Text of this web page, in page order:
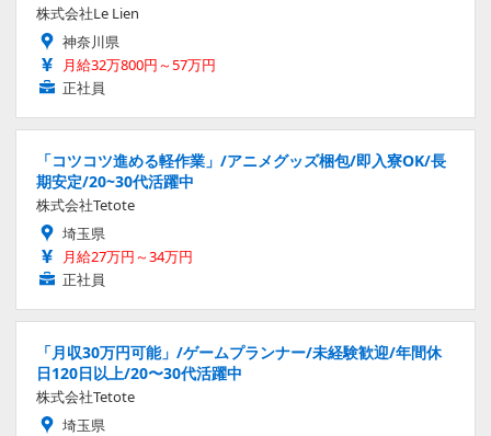
株式会社Le Lien
神奈川県
月給32万800円～57万円
正社員
「コツコツ進める軽作業」/アニメグッズ梱包/即入寮OK/長
期安定/20~30代活躍中
株式会社Tetote
埼玉県
月給27万円～34万円
正社員
「月収30万円可能」/ゲームプランナー/未経験歓迎/年間休
日120日以上/20〜30代活躍中
株式会社Tetote
埼玉県